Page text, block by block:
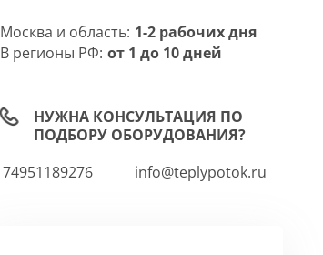
Москва и область: 1-2 рабочих дня
В регионы РФ: от 1 до 10 дней
НУЖНА КОНСУЛЬТАЦИЯ ПО
ПОДБОРУ ОБОРУДОВАНИЯ?
74951189276
info@teplypotok.ru